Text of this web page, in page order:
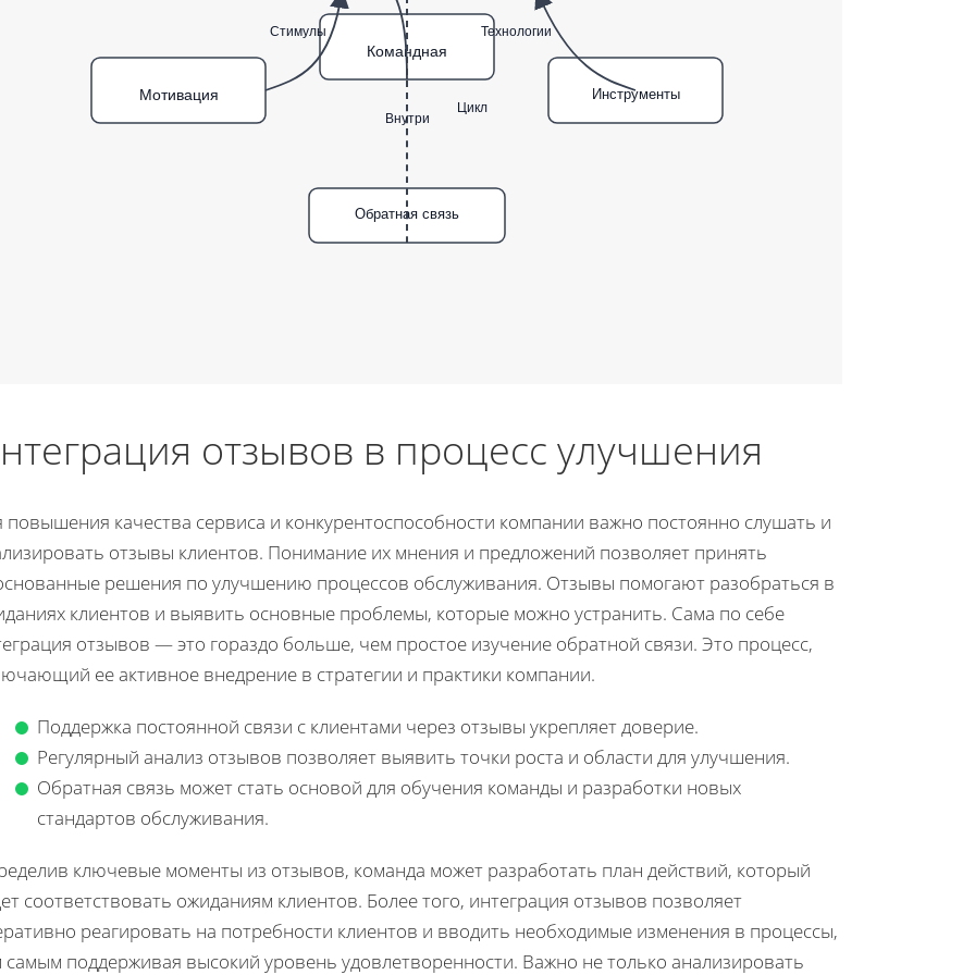
Мотивация Инструменты
Командная
Обратная связь
Стимулы Технологии
Внутри
Цикл
отзывов в процесс улучшения
повышения качества сервиса и конкурентоспособности компании важно постоянно слушать и
отзывы клиентов. Понимание их мнения и предложений позволяет принять
решения по улучшению процессов обслуживания. Отзывы помогают разобраться в
клиентов и выявить основные проблемы, которые можно устранить. Сама по себе
отзывов — это гораздо больше, чем простое изучение обратной связи. Это процесс,
ее активное внедрение в стратегии и практики компании.
Поддержка постоянной связи с клиентами через отзывы укрепляет доверие.
Регулярный анализ отзывов позволяет выявить точки роста и области для улучшения.
Обратная связь может стать основой для обучения команды и разработки новых
стандартов обслуживания.
ключевые моменты из отзывов, команда может разработать план действий, который
соответствовать ожиданиям клиентов. Более того, интеграция отзывов позволяет
реагировать на потребности клиентов и вводить необходимые изменения в процессы,
самым поддерживая высокий уровень удовлетворенности. Важно не только анализировать